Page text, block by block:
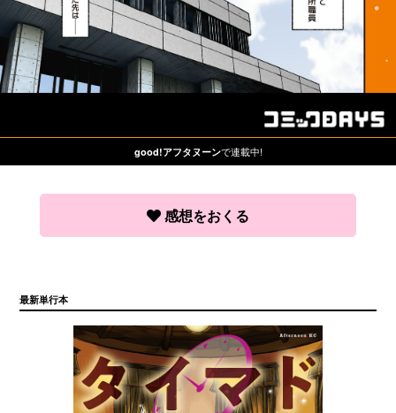
good!アフタヌーンで連載中!
感想をおくる
最新単行本